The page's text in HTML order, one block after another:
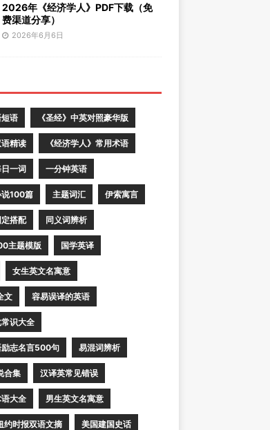
2026年《经济学人》PDF下载（免
费渠道分享）
2026年6月6日
语 《圣经》中英对照豪华版
语精读 《经济学人》常用术语
日一词 一分钟英语
说100篇 主题词汇 伊索寓言
搭配 同义词辨析
主题模版 国学英译
女生英文名寓意
文 容易误译的英语
识大全
志名言500句 易混词辨析
合集 汉译英常见错误
大全 男生英文名寓意
约时报双语文摘 美国建国史话